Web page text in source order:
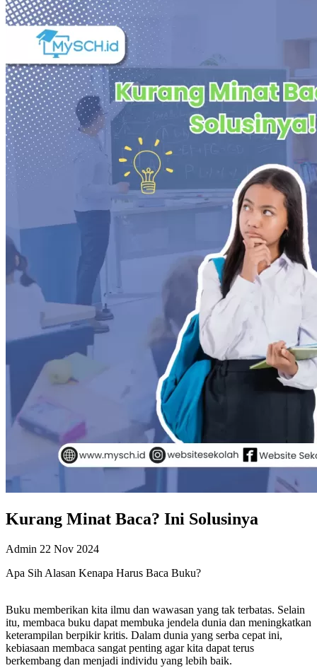
Kurang Minat Baca? Ini Solusinya
Admin 22 Nov 2024
Apa Sih Alasan Kenapa Harus Baca Buku?
Buku memberikan kita ilmu dan wawasan yang tak terbatas. Selain
itu, membaca buku dapat membuka jendela dunia dan meningkatkan
keterampilan berpikir kritis. Dalam dunia yang serba cepat ini,
kebiasaan membaca sangat penting agar kita dapat terus
berkembang dan menjadi individu yang lebih baik.